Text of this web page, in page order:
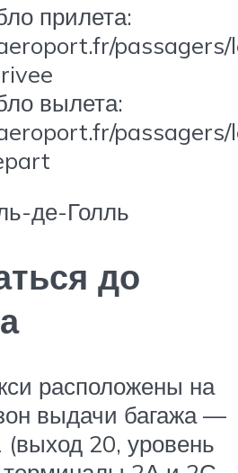
прилета:
passagers/
вылета:
passagers/
де-Голль
до
расположены на
выдачи багажа —
20, уровень